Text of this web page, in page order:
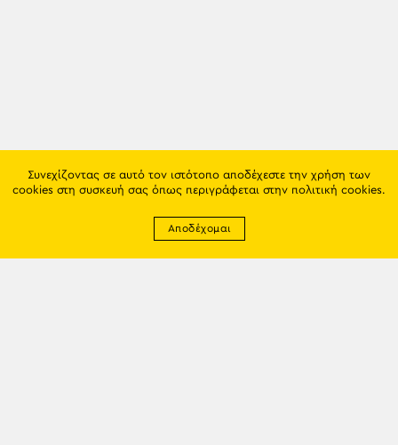
Συνεχίζοντας σε αυτό τον ιστότοπο αποδέχεστε την χρήση των
cookies στη συσκευή σας όπως περιγράφεται στην πολιτική cookies.
Αποδέχομαι